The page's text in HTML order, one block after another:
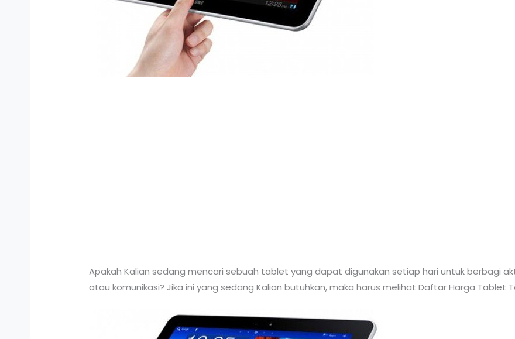
Apakah Kalian sedang mencari sebuah tablet yang dapat digunakan setiap hari untuk berbagi
atau komunikasi? Jika ini yang sedang Kalian butuhkan, maka harus melihat Daftar Harga Tablet